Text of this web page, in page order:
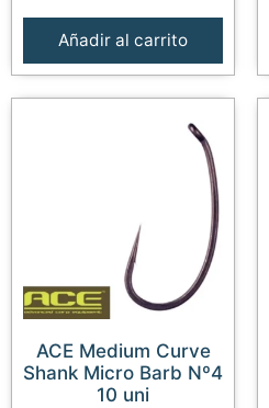
Añadir al carrito
ACE Medium Curve
Shank Micro Barb Nº4
10 uni